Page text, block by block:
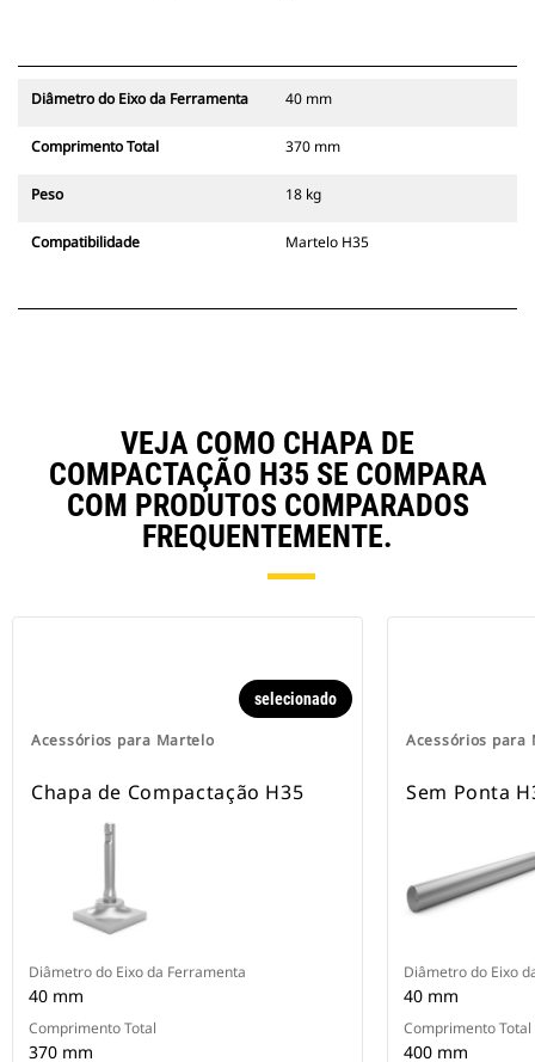
Diâmetro do Eixo da Ferramenta 40 mm
Comprimento Total 370 mm
Peso 18 kg
Compatibilidade Martelo H35
VEJA COMO CHAPA DE
COMPACTAÇÃO H35 SE COMPARA
COM PRODUTOS COMPARADOS
FREQUENTEMENTE.
Acessórios para Martelo
selecionado
Chapa de Compactação H35
Diâmetro do Eixo da Ferramenta
40 mm
Comprimento Total
370 mm
Acessórios para
Sem Ponta
Diâmetro do Eixo
40 mm
Comprimento Total
400 mm